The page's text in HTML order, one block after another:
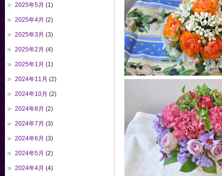
2025年5月 (1)
2025年4月 (2)
2025年3月 (3)
2025年2月 (4)
2025年1月 (1)
2024年11月 (2)
2024年10月 (2)
2024年8月 (2)
2024年7月 (3)
2024年6月 (3)
2024年5月 (2)
2024年4月 (4)